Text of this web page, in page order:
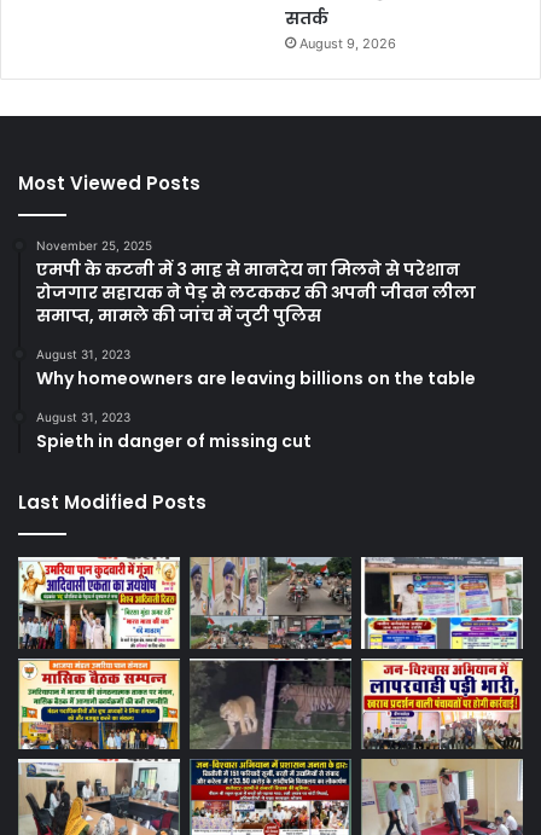
सतर्क
August 9, 2026
Most Viewed Posts
November 25, 2025
एमपी के कटनी में 3 माह से मानदेय ना मिलने से परेशान
रोजगार सहायक ने पेड़ से लटककर की अपनी जीवन लीला
समाप्त, मामले की जांच में जुटी पुलिस
August 31, 2023
Why homeowners are leaving billions on the table
August 31, 2023
Spieth in danger of missing cut
Last Modified Posts